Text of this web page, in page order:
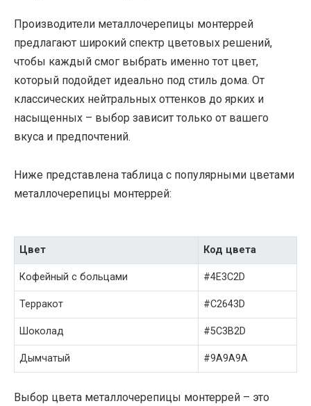
Производители металлочерепицы монтеррей
предлагают широкий спектр цветовых решений,
чтобы каждый смог выбрать именно тот цвет,
который подойдет идеально под стиль дома. От
классических нейтральных оттенков до ярких и
насыщенных – выбор зависит только от вашего
вкуса и предпочтений.
Ниже представлена таблица с популярными цветами
металлочерепицы монтеррей:
Цвет Код цвета
Кофейный с больцами #4E3C2D
Терракот #C2643D
Шоколад #5C3B2D
Дымчатый #9A9A9A
Выбор цвета металлочерепицы монтеррей – это